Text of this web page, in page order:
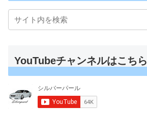
YouTubeチャンネルはこちら